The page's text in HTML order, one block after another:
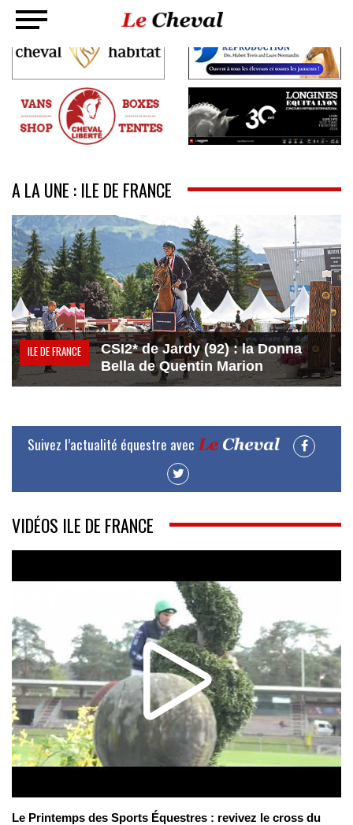
A LA UNE : ILE DE FRANCE
ILE DE FRANCE
CSI2* de Jardy (92) : la Donna
Bella de Quentin Marion
Suivez l’actualité équestre avec
VIDÉOS ILE DE FRANCE
Le Printemps des Sports Équestres : revivez le cross du